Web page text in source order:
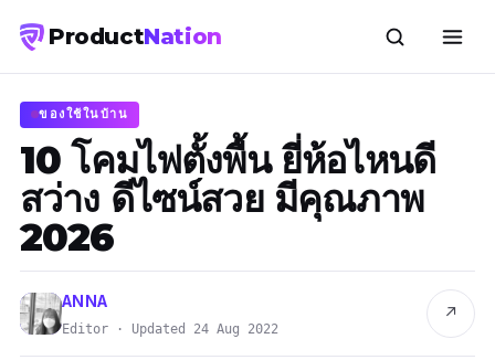
ProductNation
ของใช้ในบ้าน
10 โคมไฟตั้งพื้น ยี่ห้อไหนดี
สว่าง ดีไซน์สวย มีคุณภาพ
2026
ANNA
Editor · Updated 24 Aug 2022
↗